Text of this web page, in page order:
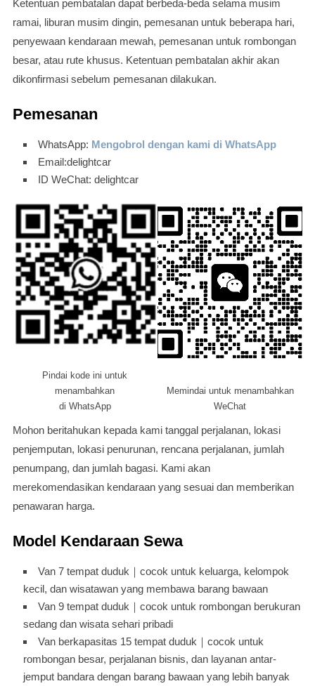
Ketentuan pembatalan dapat berbeda-beda selama musim
ramai, liburan musim dingin, pemesanan untuk beberapa hari,
penyewaan kendaraan mewah, pemesanan untuk rombongan
besar, atau rute khusus. Ketentuan pembatalan akhir akan
dikonfirmasi sebelum pemesanan dilakukan.
Pemesanan
WhatsApp: Mengobrol dengan kami di WhatsApp
Email:delightcar
ID WeChat: delightcar
Pindai kode ini untuk
menambahkan
di WhatsApp
Memindai untuk menambahkan
WeChat
Mohon beritahukan kepada kami tanggal perjalanan, lokasi
penjemputan, lokasi penurunan, rencana perjalanan, jumlah
penumpang, dan jumlah bagasi. Kami akan
merekomendasikan kendaraan yang sesuai dan memberikan
penawaran harga.
Model Kendaraan Sewa
Van 7 tempat duduk｜cocok untuk keluarga, kelompok
kecil, dan wisatawan yang membawa barang bawaan
Van 9 tempat duduk｜cocok untuk rombongan berukuran
sedang dan wisata sehari pribadi
Van berkapasitas 15 tempat duduk｜cocok untuk
rombongan besar, perjalanan bisnis, dan layanan antar-
jemput bandara dengan barang bawaan yang lebih banyak